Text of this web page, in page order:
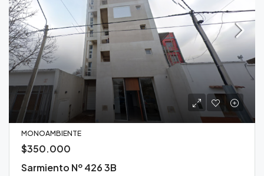
MONOAMBIENTE
$350.000
Sarmiento Nº 426 3B